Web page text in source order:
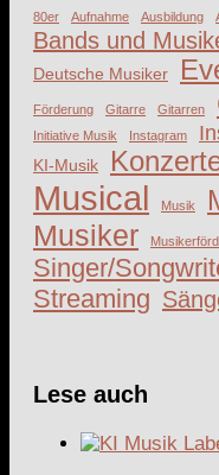
80er Aufnahme Ausbildung
Bands und
Deutsche Musiker
Förderung Gitarre Gitarren
Initiative Musik Instagram
KI-Musik
Musical Musik
Musiker
Singer/
Streaming
Lese auch